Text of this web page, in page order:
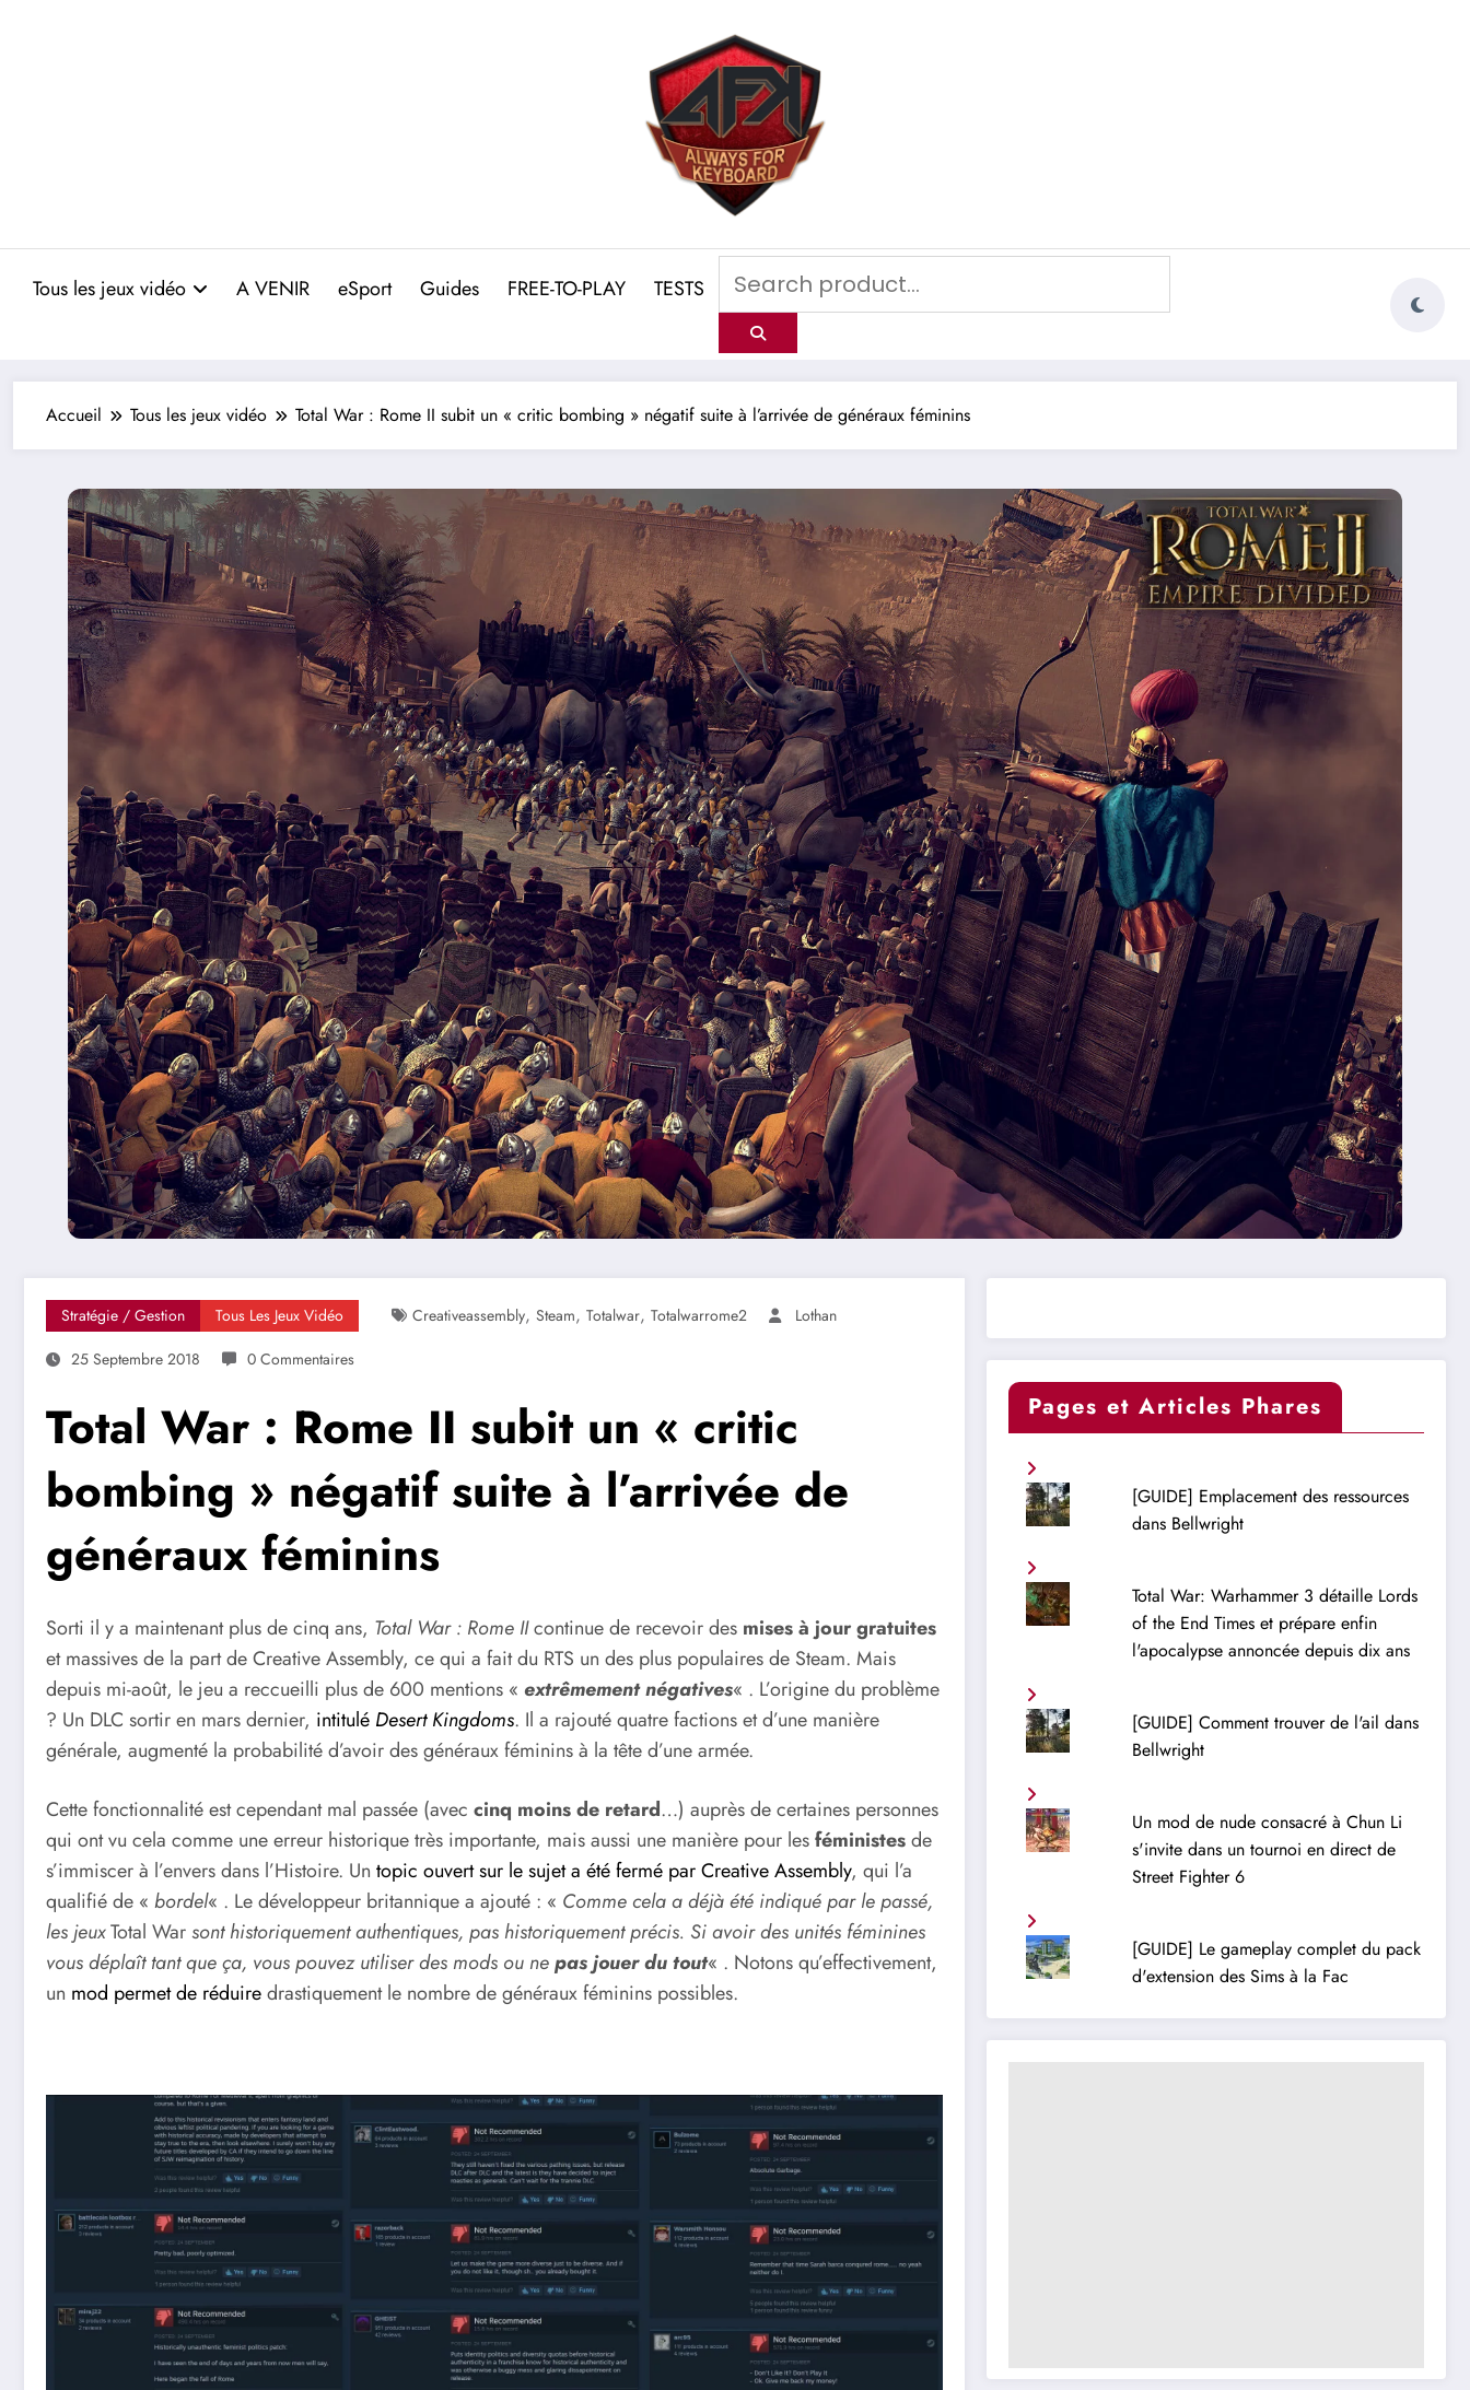
Tous les jeux vidéo A VENIR eSport Guides FREE-TO-PLAY TESTS
Accueil Tous les jeux vidéo Total War : Rome II subit un « critic bombing » négatif suite à l’arrivée de généraux féminins
Stratégie / Gestion Tous Les Jeux Vidéo Creativeassembly, Steam, Totalwar, Totalwarrome2
Lothan
25 Septembre 2018
0 Commentaires
Total War : Rome II subit un « critic
bombing » négatif suite à l’arrivée de
généraux féminins
Sorti il y a maintenant plus de cinq ans, Total War : Rome IIcontinue de recevoir des mises à jour gratuites
et massives de la part de Creative Assembly, ce qui a fait du RTS un des plus populaires de Steam. Mais
depuis mi-août, le jeu a reccueilli plus de 600 mentions « extrêmement négatives« . L’origine du problème
? Un DLC sortir en mars dernier, intitulé Desert Kingdoms. Il a rajouté quatre factions et d’une manière
générale, augmenté la probabilité d’avoir des généraux féminins à la tête d’une armée.
Cette fonctionnalité est cependant mal passée (avec cinq moins de retard…) auprès de certaines personnes
qui ont vu cela comme une erreur historique très importante, mais aussi une manière pour lesféministesde
s’immiscer à l’envers dans l’Histoire. Un topic ouvert sur le sujet a été fermé par Creative Assembly, qui l’a
qualifié de « bordel« . Le développeur britannique a ajouté : « Comme cela a déjà été indiqué par le passé,
les jeuxTotal Warsont historiquement authentiques, pas historiquement précis. Si avoir des unités féminines
vous déplaît tant que ça, vous pouvez utiliser des mods ou nepas jouer du tout« . Notons qu’effectivement,
un mod permet de réduiredrastiquement le nombre de généraux féminins possibles.
Pages et Articles Phares
[GUIDE] Emplacement des ressources
dans Bellwright
Total War: Warhammer 3 détaille Lords
of the End Times et prépare enfin
l'apocalypse annoncée depuis dix ans
[GUIDE] Comment trouver de l'ail dans
Bellwright
Un mod de nude consacré à Chun Li
s'invite dans un tournoi en direct de
Street Fighter 6
[GUIDE] Le gameplay complet du pack
d'extension des Sims à la Fac